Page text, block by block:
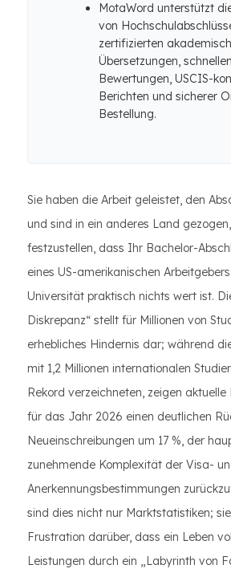
MotaWord unterstützt
von
zertifizierten
Übersetzungen, schnellen
Bewertungen, USCIS-
Berichten und sicherer
Bestellung.
Sie haben die Arbeit geleistet, den
und sind in ein anderes Land
festzustellen, dass Ihr Bachelor-
eines US-amerikanischen
Universität praktisch nichts wert ist.
Diskrepanz“ stellt für Millionen von
erhebliches Hindernis dar; während
mit 1,2 Millionen internationalen
Rekord verzeichneten, zeigen
für das Jahr 2026 einen deutlichen
Neueinschreibungen um 17 %, der
zunehmende Komplexität der Visa-
Anerkennungsbestimmungen
sind dies nicht nur Marktstatistiken;
Frustration darüber, dass ein Leben
Leistungen durch ein „Labyrinth von